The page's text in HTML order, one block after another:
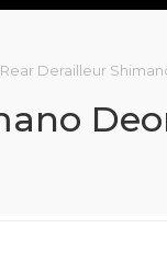
Rear Derailleur